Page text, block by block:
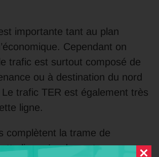
importante tant au plan
Cependant on
trafic est surtout composé de
ou à destination du nord
trafic TER est également très
ligne.
complètent la trame de
ligne. La desserte